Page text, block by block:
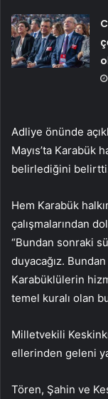
Adliye önünde
Mayıs’ta Karabük
belirlediğini
Hem Karabük
çalışmalarından
“Bundan sonraki
duyacağız.
Karabüklülerin
temel kuralı olan
Milletvekili
ellerinden geleni
Tören, Şahin ve